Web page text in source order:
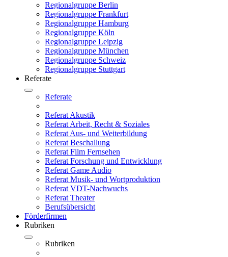
Regionalgruppe Berlin
Regionalgruppe Frankfurt
Regionalgruppe Hamburg
Regionalgruppe Köln
Regionalgruppe Leipzig
Regionalgruppe München
Regionalgruppe Schweiz
Regionalgruppe Stuttgart
Referate
Referate
Referat Akustik
Referat Arbeit, Recht & Soziales
Referat Aus- und Weiterbildung
Referat Beschallung
Referat Film Fernsehen
Referat Forschung und Entwicklung
Referat Game Audio
Referat Musik- und Wortproduktion
Referat VDT-Nachwuchs
Referat Theater
Berufsübersicht
Förderfirmen
Rubriken
Rubriken